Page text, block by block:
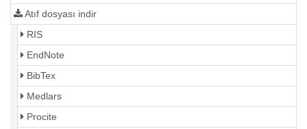
Atıf dosyası indir
RIS
EndNote
BibTex
Medlars
Procite